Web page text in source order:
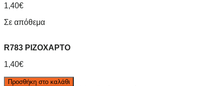
1,40€
Σε απόθεμα
R783 ΡΙΖΟΧΑΡΤΟ
1,40€
Προσθήκη στο καλάθι